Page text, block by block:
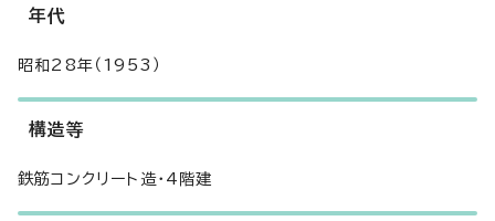
年代
昭和28年（1953）
構造等
鉄筋コンクリート造・4階建